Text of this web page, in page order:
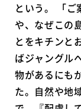
という。 「
や、なぜこの
とをキチンと
ばジャングル
物があるにも
た。自然や地